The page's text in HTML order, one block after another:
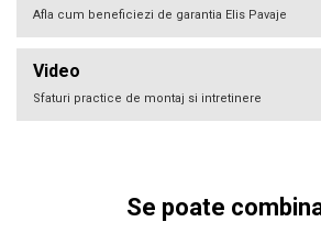
Afla cum beneficiezi de garantia Elis Pavaje
Video
Sfaturi practice de montaj si intretinere
Se poate